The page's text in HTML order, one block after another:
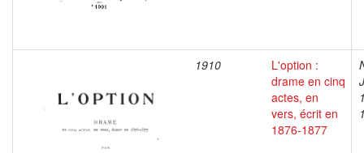
1910
L'option :
drame en cinq
actes, en
vers, écrit en
1876-1877